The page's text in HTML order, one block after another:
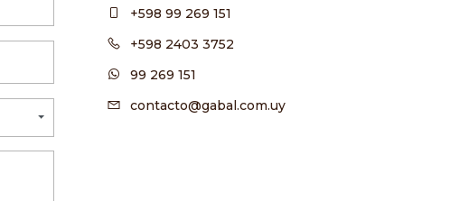
+598 99 269 151
+598 2403 3752
99 269 151
contacto@gabal.com.uy